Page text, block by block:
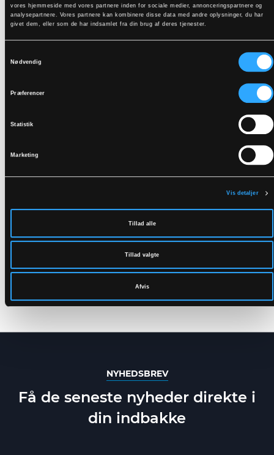
vores hjemmeside med vores partnere inden for sociale medier, annonceringspartnere og
analysepartnere. Vores partnere kan kombinere disse data med andre oplysninger, du har
givet dem, eller som de har indsamlet fra din brug af deres tjenester.
Nødvendig
Præferencer
Statistik
Marketing
Vis detaljer
Tillad alle
Tillad valgte
Afvis
Refleksdetaljer
Anvend ikke skyllemiddel
Anvend ikke blegemidler
DOWNLOAD TIL ANDRE SPROG
SKALJAKKE I ROBUST
KVALITET
4-VEJS STRETCH HI-VIS
SKALBUKSER I
SLIDSTÆRK KVALITET
NYHEDSBREV
Få de seneste nyheder direkte i
din indbakke